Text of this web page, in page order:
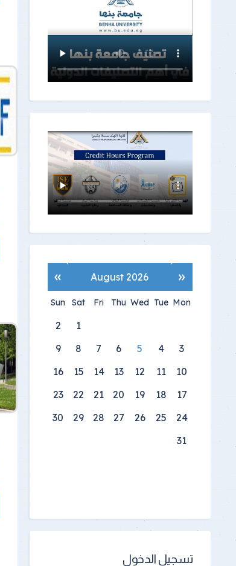
«
August 2026
»
Mon
Tue
Wed
Thu
Fri
Sat
Sun
1
2
3
4
5
6
7
8
9
10
11
12
13
14
15
16
17
18
19
20
21
22
23
24
25
26
27
28
29
30
31
تسجيل الدخول